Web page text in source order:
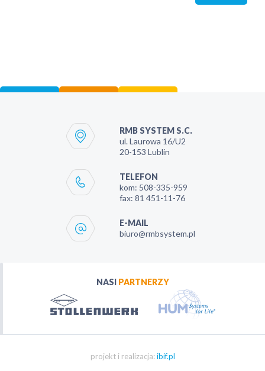
RMB SYSTEM S.C.
ul. Laurowa 16/U2
20-153 Lublin
TELEFON
kom: 508-335-959
fax: 81 451-11-76
E-MAIL
biuro@rmbsystem.pl
NASI PARTNERZY
projekt i realizacja: ibif.pl